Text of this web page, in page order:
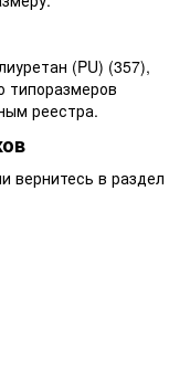
(PU) (357),
типоразмеров
реестра.
вернитесь в раздел